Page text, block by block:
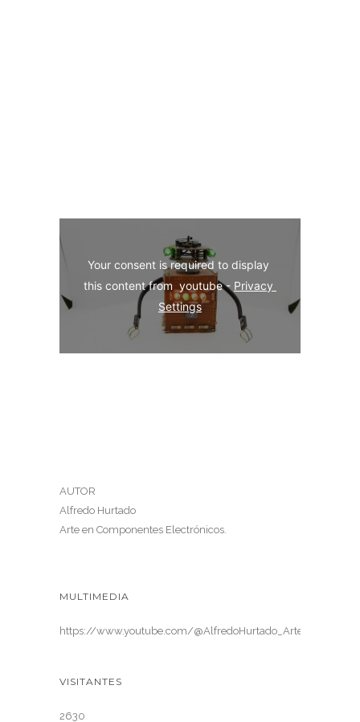
Your consent is required to display
this content from  youtube - Privacy
Settings
AUTOR
Alfredo Hurtado
Arte en Componentes Electrónicos.
MULTIMEDIA
https://www.youtube.com/@AlfredoHurtado_ArteElectronica
VISITANTES
2630